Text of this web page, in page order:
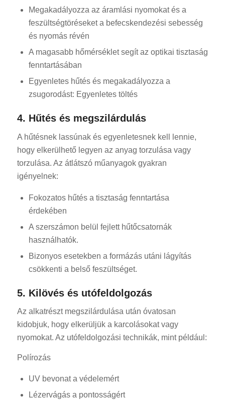
Megakadályozza az áramlási nyomokat és a
feszültségtöréseket a befecskendezési sebesség
és nyomás révén
A magasabb hőmérséklet segít az optikai tisztaság
fenntartásában
Egyenletes hűtés és megakadályozza a
zsugorodást: Egyenletes töltés
4. Hűtés és megszilárdulás
A hűtésnek lassúnak és egyenletesnek kell lennie,
hogy elkerülhető legyen az anyag torzulása vagy
torzulása. Az átlátszó műanyagok gyakran
igényelnek:
Fokozatos hűtés a tisztaság fenntartása
érdekében
A szerszámon belül fejlett hűtőcsatornák
használhatók.
Bizonyos esetekben a formázás utáni lágyítás
csökkenti a belső feszültséget.
5. Kilövés és utófeldolgozás
Az alkatrészt megszilárdulása után óvatosan
kidobjuk, hogy elkerüljük a karcolásokat vagy
nyomokat. Az utófeldolgozási technikák, mint például:
Polírozás
UV bevonat a védelemért
Lézervágás a pontosságért